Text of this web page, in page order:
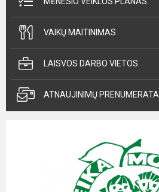
VAIKŲ MAITINIMAS
LAISVOS DARBO VIETOS
ATNAUJINIMŲ PRENUMERATA